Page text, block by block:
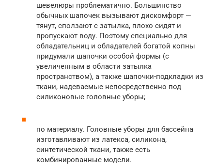
шевелюры проблематично. Большинство
обычных шапочек вызывают дискомфорт —
тянут, сползают с затылка, плохо сидят и
пропускают воду. Поэтому специально для
обладательниц и обладателей богатой копны
придумали шапочки особой формы (с
увеличенным в области затылка
пространством), а также шапочки-подкладки из
ткани, надеваемые непосредственно под
силиконовые головные уборы;
по материалу. Головные уборы для бассейна
изготавливают из латекса, силикона,
синтетической ткани, также есть
комбинированные модели.